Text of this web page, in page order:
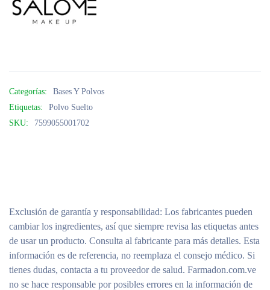
Categorías:
Bases Y Polvos
Etiquetas:
Polvo Suelto
SKU:
7599055001702
Exclusión de garantía y responsabilidad: Los fabricantes pueden
cambiar los ingredientes, así que siempre revisa las etiquetas antes
de usar un producto. Consulta al fabricante para más detalles. Esta
información es de referencia, no reemplaza el consejo médico. Si
tienes dudas, contacta a tu proveedor de salud. Farmadon.com.ve
no se hace responsable por posibles errores en la información de